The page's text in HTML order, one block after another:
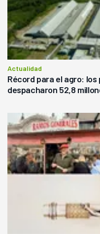
Actualidad
Récord para el agro:
despacharon 52,8